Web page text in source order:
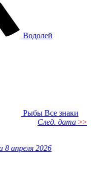
Водолей
Рыбы Все знаки
След. дата >>
8 апреля 2026